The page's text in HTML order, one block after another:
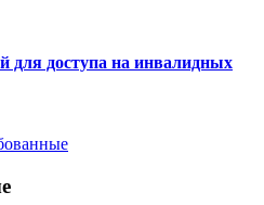
для доступа на инвалидных